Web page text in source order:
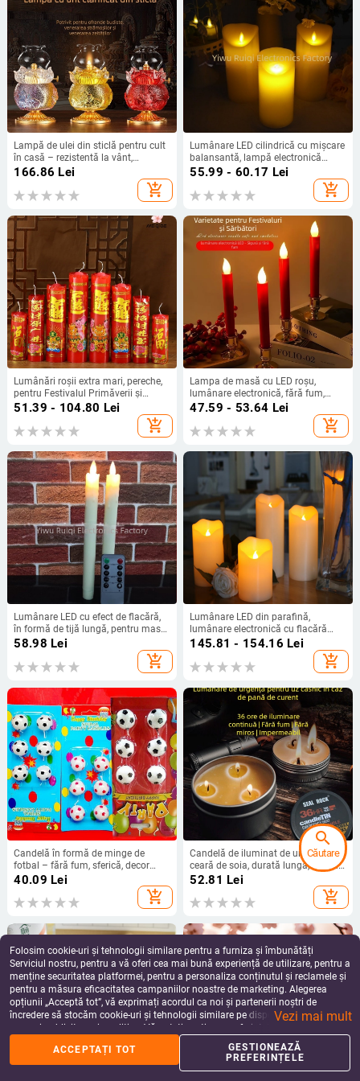
apps
Coș
%
Reduceri Profil
Lampă de ulei din sticlă pentru cult
în casă – rezistentă la vânt,
reglabilă, durată lungă, lampă
166.86 Lei
add_shopping_cart
Lumânare LED cilindrică cu mișcare
balansantă, lampă electronică
pentru decor casnic și nunți, lampă
55.99 - 60.17 Lei
add_shopping_cart
Lumânări roșii extra mari, pereche,
pentru Festivalul Primăverii și
Sărbătorile Budiste
51.39 - 104.80 Lei
add_shopping_cart
Lampa de masă cu LED roșu,
lumânare electronică, fără fum,
cilindrică, pentru dormitor
47.59 - 53.64 Lei
add_shopping_cart
Lumânare LED cu efect de flacără,
în formă de tijă lungă, pentru masă
și decor de sărbători
58.98 Lei
add_shopping_cart
Lumânare LED din parafină,
lumânare electronică cu flacără
fixă, decor pentru nuntă și bar,
formă cilindrică, diametru 8 cm
145.81 - 154.16 Lei
add_shopping_cart
Candelă în formă de minge de
fotbal – fără fum, sferică, decor
acasă, cadou pentru ziua de
40.09 Lei
add_shopping_cart
Candelă de iluminat de urgență din
ceară de soia, durată lungă, în cutie
metalică cilindrică pentru
52.81 Lei
add_shopping_cart
Folosim cookie-uri și tehnologii similare pentru a furniza și îmbunătăți
Serviciul nostru, pentru a vă oferi cea mai bună experiență de utilizare, pentru a
menține securitatea platformei, pentru a personaliza conținutul și reclamele și
pentru a măsura eficacitatea campaniilor noastre de marketing. Alegerea
opțiunii „Acceptă tot”, vă exprimați acordul ca noi și partenerii noștri de
încredere să stocăm cookie-uri și tehnologii similare pe dispozitivul dvs. în
scopuri publicitare și analitice. Vă puteți gestiona preferințele în orice moment
făcând clic pe „Gestionează preferințele”. Pentru mai multe informații, vă
rugăm să consultațiPolitica noastră de confidențialitate.
Vezi mai mult
ACCEPTAȚI TOT
GESTIONEAZĂ
PREFERINȚELE
search
Căutare